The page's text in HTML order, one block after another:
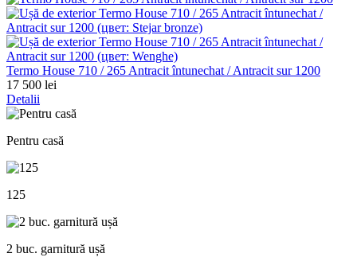
Termo House 710 / 265 Antracit întunechat / Antracit sur 1200
17 500 lei
Detalii
Pentru casă
125
2 buc. garnitură ușă